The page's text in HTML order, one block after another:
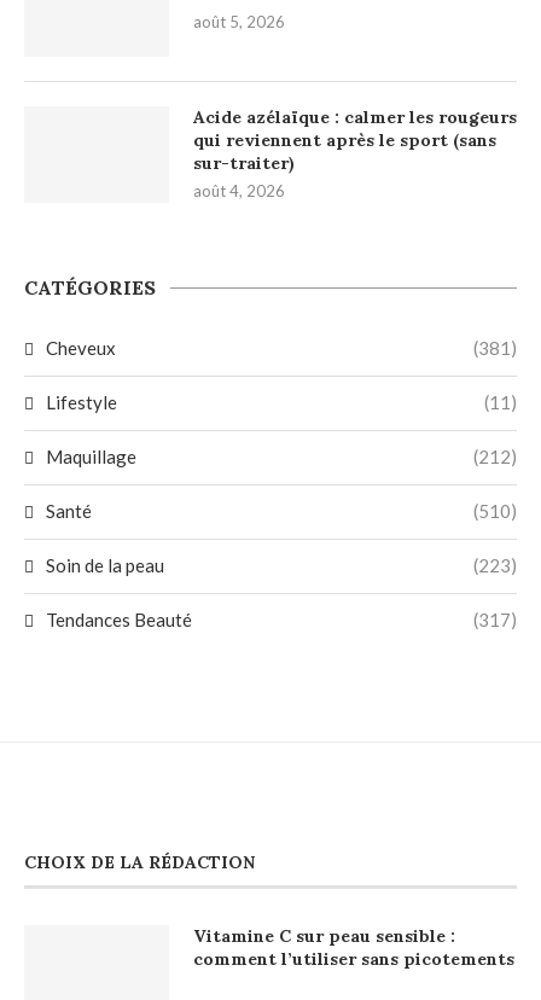
août 5, 2026
Acide azélaïque : calmer les rougeurs
qui reviennent après le sport (sans
sur-traiter)
août 4, 2026
CATÉGORIES
Cheveux (381)
Lifestyle (11)
Maquillage (212)
Santé (510)
Soin de la peau (223)
Tendances Beauté (317)
CHOIX DE LA RÉDACTION
Vitamine C sur peau sensible :
comment l’utiliser sans picotements